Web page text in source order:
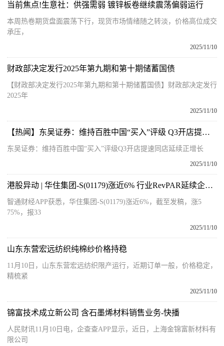
当前焦点!生意社：供强需弱 镀锌板卷继续震荡偏弱运行
本周热卷期货盘面震荡下行，现货市场情绪随之转淡，价格高位成交
承压，
2025/11/10
财政部决定发行2025年第九期和第十期储蓄国债
【财政部决定发行2025年第九期和第十期储蓄国债】财政部决定发行
2025年
2025/11/10
【热闻】东吴证券：维持百胜中国“买入”评级 Q3开店提速 同店延续正增长
东吴证券：维持百胜中国“买入”评级Q3开店提速同店延续正增长
2025/11/10
港股异动 | 华住集团-S(01179)涨近6% 行业RevPAR延续企稳态势 大摩预期公司三季度业绩胜预期|今日播报
智通财经APP获悉，华住集团-S(01179)涨近6%，截至发稿，涨5
75%，报33
2025/11/10
山东东营宏远纺织纯棉纱价格持稳
11月10日，山东东营宏远纺织限产运行，近期订单一般，价格稳定，
精梳紧
2025/11/10
锦富技术成立新公司 含石墨烯材料销售业务-快播
人民财讯11月10日电，企查查APP显示，近日，上海金锦富新材料有
限公司